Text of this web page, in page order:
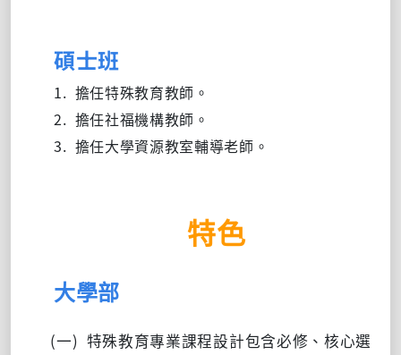
碩士班
1. 擔任特殊教育教師。
2. 擔任社福機構教師。
3. 擔任大學資源教室輔導老師。
特色
大學部
(一) 特殊教育專業課程設計包含必修、核心選